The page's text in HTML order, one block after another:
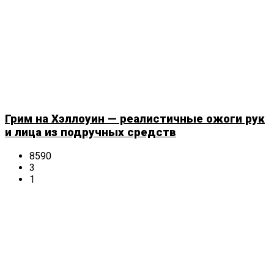
Грим на Хэллоуин — реалистичные ожоги рук
и лица из подручных средств
8590
3
1